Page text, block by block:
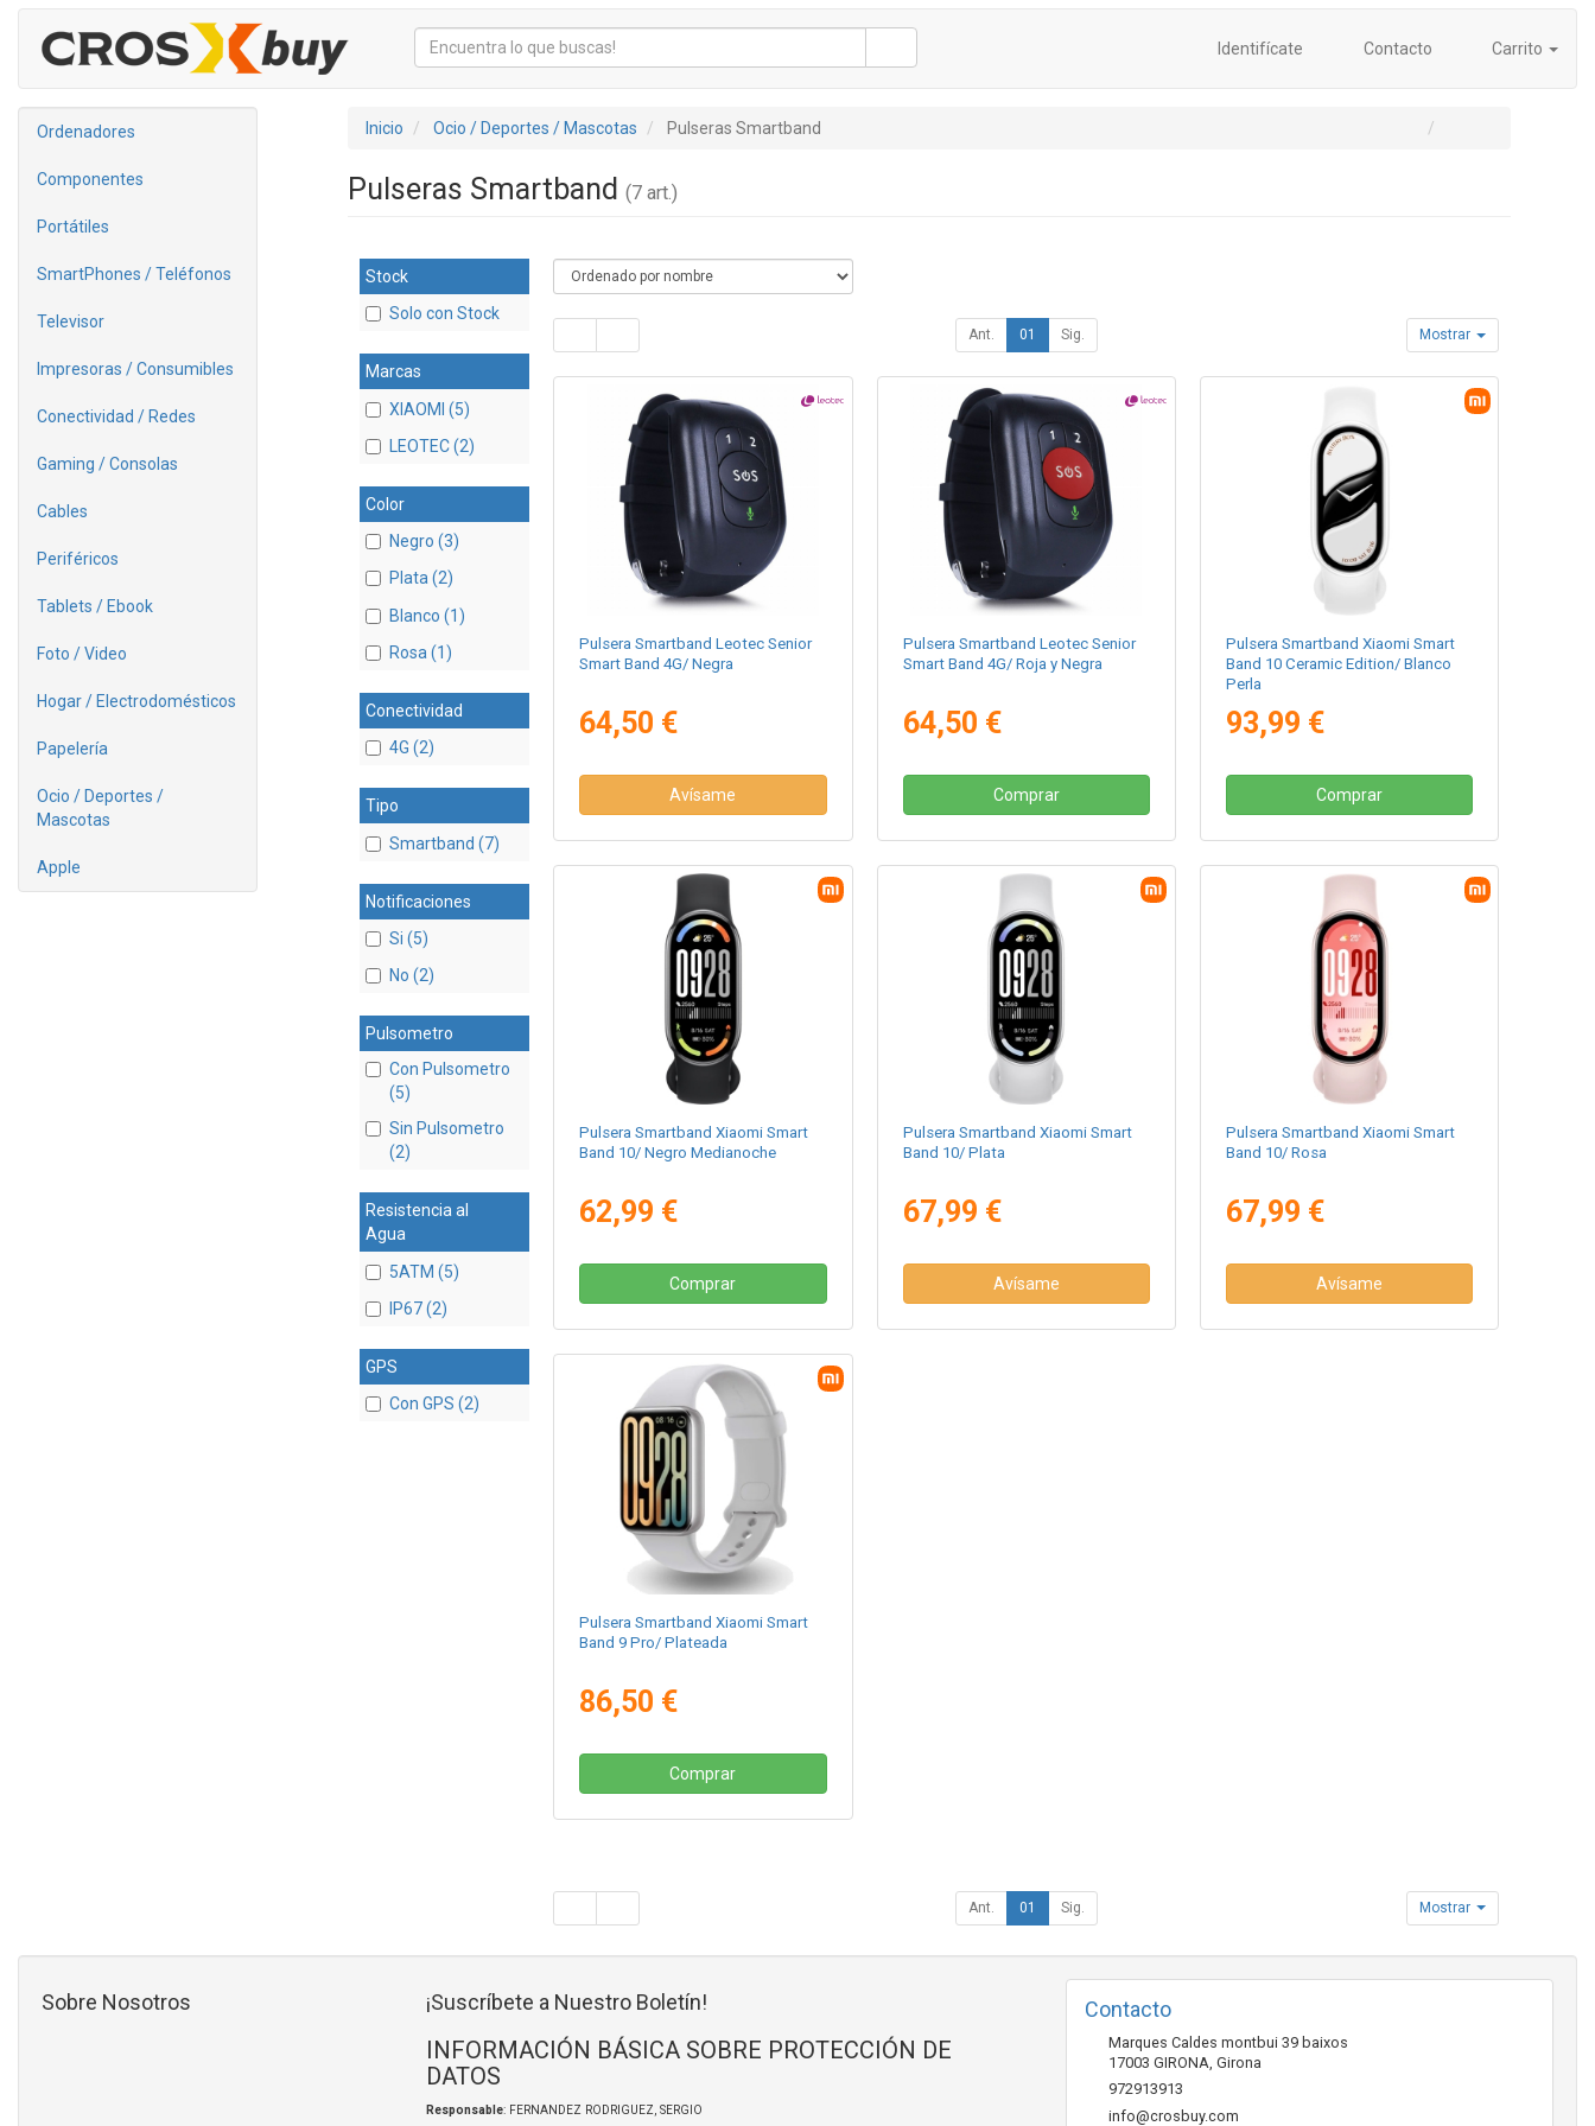
Identifícate Contacto Carrito
Ordenadores
Componentes
Portátiles
SmartPhones / Teléfonos
Televisor
Impresoras / Consumibles
Conectividad / Redes
Gaming / Consolas
Cables
Periféricos
Tablets / Ebook
Foto / Video
Hogar / Electrodomésticos
Papelería
Ocio / Deportes /
Mascotas
Apple
Inicio Ocio / Deportes / Mascotas Pulseras Smartband
Pulseras Smartband (7 art.)
Stock
Solo con Stock
Marcas
XIAOMI (5)
LEOTEC (2)
Color
Negro (3)
Plata (2)
Blanco (1)
Rosa (1)
Conectividad
4G (2)
Tipo
Smartband (7)
Notificaciones
Si (5)
No (2)
Pulsometro
Con Pulsometro
(5)
Sin Pulsometro
(2)
Resistencia al
Agua
5ATM (5)
IP67 (2)
GPS
Con GPS (2)
Ant. 01 Sig. Mostrar
Pulsera Smartband Leotec Senior
Smart Band 4G/ Negra
64,50 €
Avísame
Pulsera Smartband Leotec Senior
Smart Band 4G/ Roja y Negra
64,50 €
Comprar
Pulsera Smartband Xiaomi Smart
Band 10 Ceramic Edition/ Blanco
Perla
93,99 €
Comprar
Pulsera Smartband Xiaomi Smart
Band 10/ Negro Medianoche
62,99 €
Comprar
Pulsera Smartband Xiaomi Smart
Band 10/ Plata
67,99 €
Avísame
Pulsera Smartband Xiaomi Smart
Band 10/ Rosa
67,99 €
Avísame
Pulsera Smartband Xiaomi Smart
Band 9 Pro/ Plateada
86,50 €
Comprar
Ant. 01 Sig. Mostrar
Sobre Nosotros ¡Suscríbete a Nuestro Boletín!
INFORMACIÓN BÁSICA SOBRE PROTECCIÓN DE
DATOS
Responsable: FERNANDEZ RODRIGUEZ, SERGIO
Contacto
Marques Caldes montbui 39 baixos
17003 GIRONA Girona
972913913
info@crosbuy.com